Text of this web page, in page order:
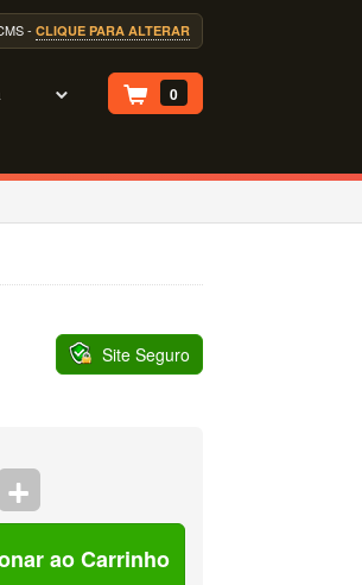
- CLIQUE PARA ALTERAR
0
Site Seguro
ao Carrinho